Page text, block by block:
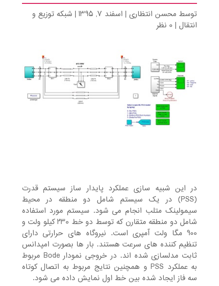
توسط محسن انتظاری| اسفند 7, 1395 | شبکه توزیع و
انتقال| 0 نظر
در این شبیه سازی عملکرد پایدار ساز سیستم قدرت
(PSS) در یک سیستم شامل دو منطقه در محیط
سیمولینک متلب انجام می شود. سیستم مورد استفاده
شامل دو منطقه متقارن که توسط دو خط 230 کیلو ولت و
900 مگا ولت آمپری است. نیروگاه های حرارتی دارای
تنظیم کننده های سرعت هستند. بار ها بصورت امپدانس
ثابت مدلسازی شده اند. در خروجی نمودار Bode مربوط
به عملکرد PSS و همچنین نتایج مربوط به اتصال کوتاه
سه فاز ایجاد شده بین خط اول نمایش داده می شود.